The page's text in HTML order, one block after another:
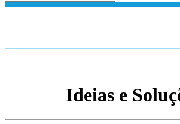
Ideias e